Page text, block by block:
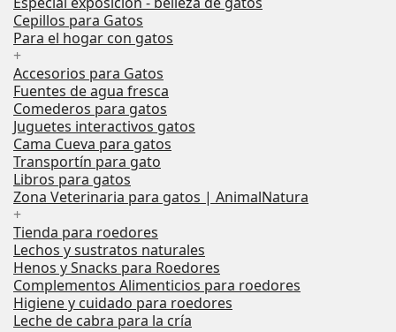
Cepillos para Gatos
Para el hogar con gatos
+
Accesorios para Gatos
Fuentes de agua fresca
Comederos para gatos
Juguetes interactivos gatos
Cama Cueva para gatos
Transportín para gato
Libros para gatos
Zona Veterinaria para gatos | AnimalNatura
+
Tienda para roedores
Lechos y sustratos naturales
Henos y Snacks para Roedores
Complementos Alimenticios para roedores
Higiene y cuidado para roedores
Leche de cabra para la cría